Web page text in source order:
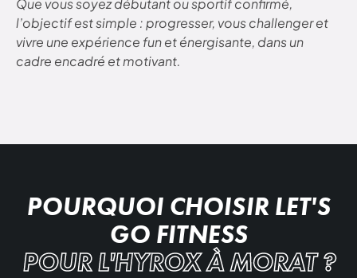
Que vous soyez débutant ou sportif confirmé,
l’objectif est simple : progresser, vous challenger et
vivre une expérience fun et énergisante, dans un
cadre encadré et motivant.
POURQUOI CHOISIR LET'S
GO FITNESS
POUR L'HYROX À MORAT ?